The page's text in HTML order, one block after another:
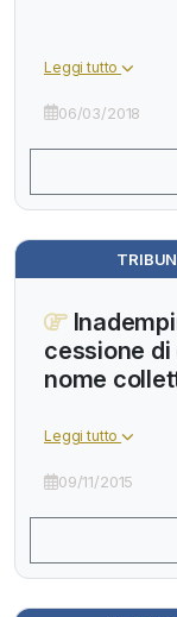
Leggi tutto
06/03/2018
cessione
nome
Leggi tutto
09/11/2015